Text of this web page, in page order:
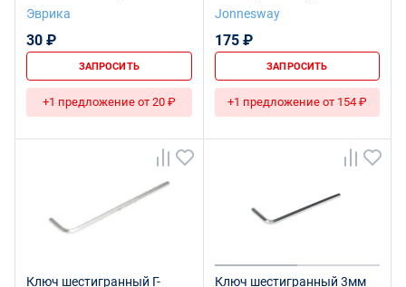
удлиненный ЭВРИКА
Эврика
30 ₽
ЗАПРОСИТЬ
+1 предложение от 20 ₽
для изношенного крепежа,
Jonnesway
175 ₽
ЗАПРОСИТЬ
+1 предложение от 154 ₽
Ключ шестигранный Г- Ключ шестигранный 3мм